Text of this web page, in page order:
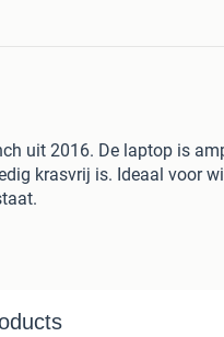
uit 2016. De laptop is
krasvrij is. Ideaal voor